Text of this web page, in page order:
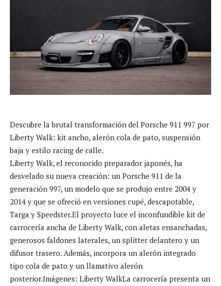
Descubre la brutal transformación del Porsche 911 997 por
Liberty Walk: kit ancho, alerón cola de pato, suspensión
baja y estilo racing de calle.
Liberty Walk, el reconocido preparador japonés, ha
desvelado su nueva creación: un Porsche 911 de la
generación 997, un modelo que se produjo entre 2004 y
2014 y que se ofreció en versiones cupé, descapotable,
Targa y Speedster.El proyecto luce el inconfundible kit de
carrocería ancha de Liberty Walk, con aletas ensanchadas,
generosos faldones laterales, un splitter delantero y un
difusor trasero. Además, incorpora un alerón integrado
tipo cola de pato y un llamativo alerón
posterior.Imágenes: Liberty WalkLa carrocería presenta un